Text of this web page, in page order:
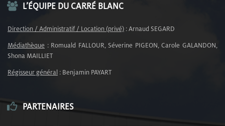
L’ÉQUIPE DU CARRÉ BLANC
Direction / Administratif / Location (privé) : Arnaud SEGARD
Médiathèque : Romuald FALLOUR, Séverine PIGEON, Carole GALANDON,
Shona MAILLIET
Régisseur général : Benjamin PAYART
PARTENAIRES